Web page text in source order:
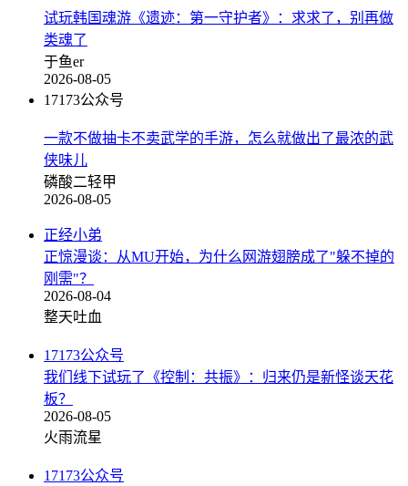
试玩韩国魂游《遗迹：第一守护者》：求求了，别再做
类魂了
于鱼er
2026-08-05
17173公众号
一款不做抽卡不卖武学的手游，怎么就做出了最浓的武
侠味儿
磷酸二轻甲
2026-08-05
正经小弟
正惊漫谈：从MU开始，为什么网游翅膀成了"躲不掉的
刚需"？
2026-08-04
整天吐血
17173公众号
我们线下试玩了《控制：共振》：归来仍是新怪谈天花
板？
2026-08-05
火雨流星
17173公众号